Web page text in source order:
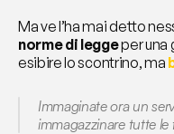
Ma ve l’ha mai detto
norme di legge per una
esibire lo scontrino, ma
Immaginate ora un
immagazzinare tutte